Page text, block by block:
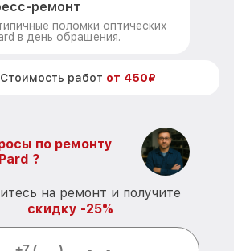
ремонт
поломки оптических
в день обращения.
Стоимость работ от 450₽
по ремонту
?
на ремонт и получите
скидку -25%